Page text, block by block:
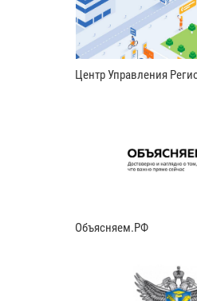
Центр Управления
Объясняем.РФ